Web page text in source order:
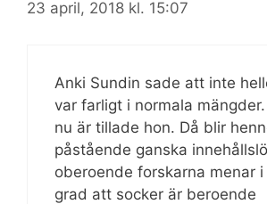
23 april, 2018 kl. 15:07
Anki Sundin sade att inte
var farligt i normala
nu är tillade hon. Då blir
påstående ganska
oberoende forskarna menar
grad att socker är beroende